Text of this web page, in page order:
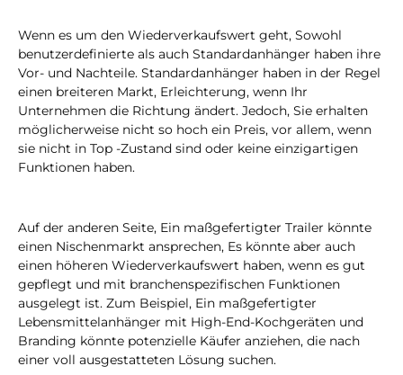
Wenn es um den Wiederverkaufswert geht, Sowohl
benutzerdefinierte als auch Standardanhänger haben ihre
Vor- und Nachteile. Standardanhänger haben in der Regel
einen breiteren Markt, Erleichterung, wenn Ihr
Unternehmen die Richtung ändert. Jedoch, Sie erhalten
möglicherweise nicht so hoch ein Preis, vor allem, wenn
sie nicht in Top -Zustand sind oder keine einzigartigen
Funktionen haben.
Auf der anderen Seite, Ein maßgefertigter Trailer könnte
einen Nischenmarkt ansprechen, Es könnte aber auch
einen höheren Wiederverkaufswert haben, wenn es gut
gepflegt und mit branchenspezifischen Funktionen
ausgelegt ist. Zum Beispiel, Ein maßgefertigter
Lebensmittelanhänger mit High-End-Kochgeräten und
Branding könnte potenzielle Käufer anziehen, die nach
einer voll ausgestatteten Lösung suchen.